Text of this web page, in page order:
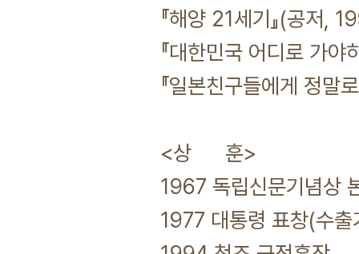
『해양 21세기』(공저,
『대한민국 어디로 가
『일본친구들에게 정
<상 훈>
1967 독립신문기념상
1977 대통령 표창(수출